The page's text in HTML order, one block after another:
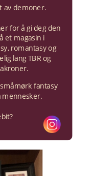
av demoner.
for å gi deg den
et magasin i
romantasy og
lang TBR og
fantasy